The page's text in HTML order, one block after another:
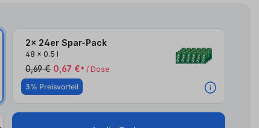
2x 24er Spar-Pack
48 x 0.5 l
0,69 € 0,67 €* / Dose
3% Preisvorteil